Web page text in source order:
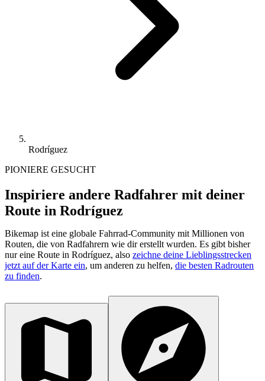
Rodríguez
PIONIERE GESUCHT
Inspiriere andere Radfahrer mit deiner
Route in Rodríguez
Bikemap ist eine globale Fahrrad-Community mit Millionen von
Routen, die von Radfahrern wie dir erstellt wurden. Es gibt bisher
nur eine Route in Rodríguez, also zeichne deine Lieblingsstrecken
jetzt auf der Karte ein, um anderen zu helfen, die besten Radrouten
zu finden.